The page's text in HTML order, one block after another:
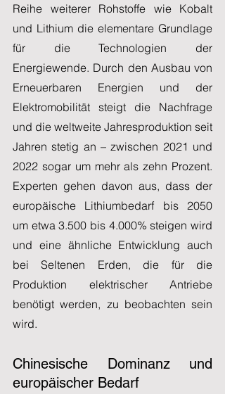
Reihe weiterer Rohstoffe wie Kobalt
und Lithium die elementare Grundlage
für die Technologien der
Energiewende. Durch den Ausbau von
Erneuerbaren Energien und der
Elektromobilität steigt die Nachfrage
und die weltweite Jahresproduktion seit
Jahren stetig an – zwischen 2021 und
2022 sogar um mehr als zehn Prozent.
Experten gehen davon aus, dass der
europäische Lithiumbedarf bis 2050
um etwa 3.500 bis 4.000% steigen wird
und eine ähnliche Entwicklung auch
bei Seltenen Erden, die für die
Produktion elektrischer Antriebe
benötigt werden, zu beobachten sein
wird.
Chinesische Dominanz und
europäischer Bedarf